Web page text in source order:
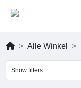
Alle Winkel
Show filters